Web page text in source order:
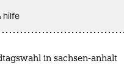
hilfe
in sachsen-anhalt